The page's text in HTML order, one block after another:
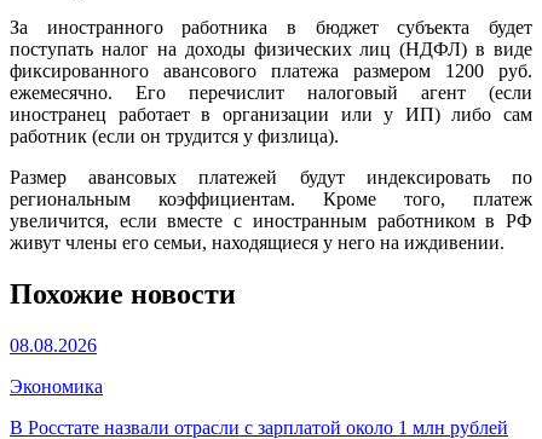
За иностранного работника в бюджет субъекта будет
поступать налог на доходы физических лиц (НДФЛ) в виде
фиксированного авансового платежа размером 1200 руб.
ежемесячно. Его перечислит налоговый агент (если
иностранец работает в организации или у ИП) либо сам
работник (если он трудится у физлица).
Размер авансовых платежей будут индексировать по
региональным коэффициентам. Кроме того, платеж
увеличится, если вместе с иностранным работником в РФ
живут члены его семьи, находящиеся у него на иждивении.
Похожие новости
08.08.2026
Экономика
В Росстате назвали отрасли с зарплатой около 1 млн рублей